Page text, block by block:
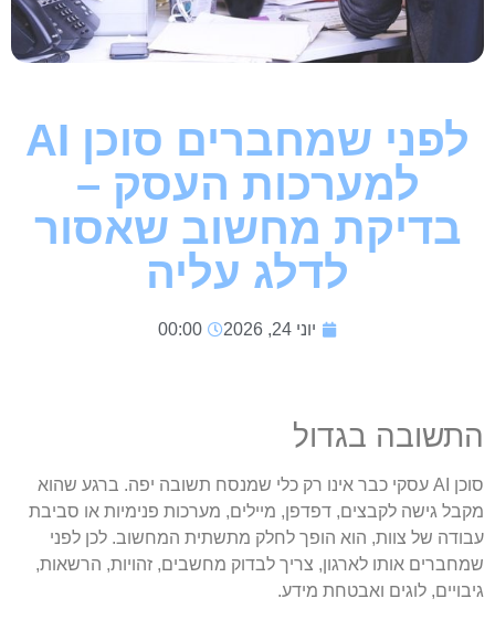
לפני שמחברים סוכן AI
למערכות העסק –
בדיקת מחשוב שאסור
לדלג עליה
יוני 24, 2026 00:00
התשובה בגדול
סוכן AI עסקי כבר אינו רק כלי שמנסח תשובה יפה. ברגע שהוא
מקבל גישה לקבצים, דפדפן, מיילים, מערכות פנימיות או סביבת
עבודה של צוות, הוא הופך לחלק מתשתית המחשוב. לכן לפני
שמחברים אותו לארגון, צריך לבדוק מחשבים, זהויות, הרשאות,
גיבויים, לוגים ואבטחת מידע.